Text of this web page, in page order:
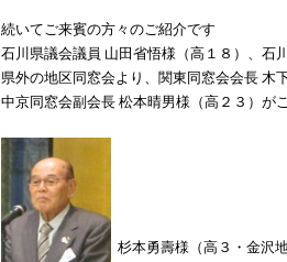
続いてご来賓の方々のご紹介です
石川県議会議員 山田省悟様（高１８）、石
県外の地区同窓会より、関東同窓会会長 木
中京同窓会副会長 松本晴男様（高２３）が
杉本勇壽様（高３・金沢